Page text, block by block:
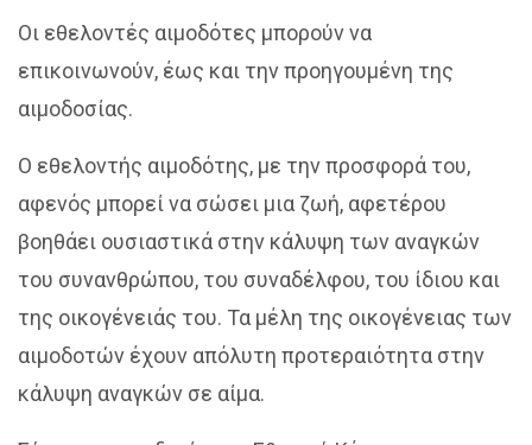
Οι εθελοντές αιμοδότες μπορούν να
επικοινωνούν, έως και την προηγουμένη της
αιμοδοσίας.
Ο εθελοντής αιμοδότης, με την προσφορά του,
αφενός μπορεί να σώσει μια ζωή, αφετέρου
βοηθάει ουσιαστικά στην κάλυψη των αναγκών
του συνανθρώπου, του συναδέλφου, του ίδιου και
της οικογένειάς του. Τα μέλη της οικογένειας των
αιμοδοτών έχουν απόλυτη προτεραιότητα στην
κάλυψη αναγκών σε αίμα.